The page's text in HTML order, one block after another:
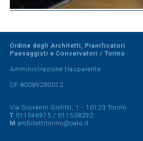
Ordine degli Architetti, Pianificatori
Paesaggisti e Conservatori / Torino
Amministrazione trasparente
CF 80089280012
Via Giovanni Giolitti, 1 - 10123 Torino
T 011546975 / 011538292
M architettitorino@oato.it